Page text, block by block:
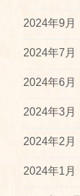
2024年9月
2024年7月
2024年6月
2024年3月
2024年2月
2024年1月